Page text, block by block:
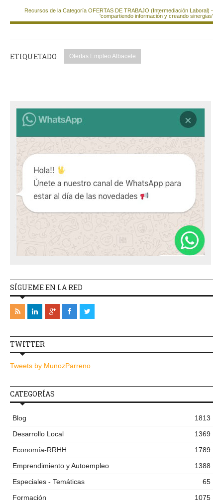
Recursos de la Categoría OFERTAS DE TRABAJO (Intermediación Laboral) -
'compartiendo información y creando sinergias'
ETIQUETADO Ofertas Empleo Albacete
SÍGUEME EN LA RED
TWITTER
Tweets by MunozParreno
CATEGORÍAS
Blog
1813
Desarrollo Local
1369
Economía-RRHH
1789
Emprendimiento y Autoempleo
1388
Especiales - Temáticas
65
Formación
1075